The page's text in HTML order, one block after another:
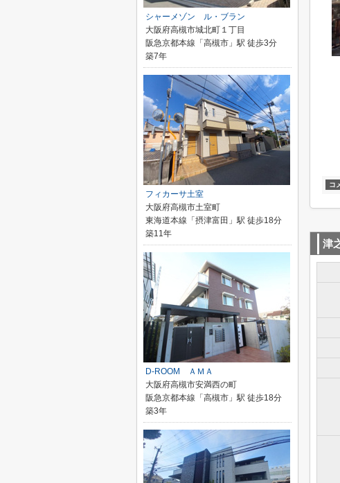
コ
津
シャーメゾン ル・ブラン
大阪府高槻市城北町１丁目
阪急京都本線「高槻市」駅 徒歩3分
築7年
フィカーサ土室
大阪府高槻市土室町
東海道本線「摂津富田」駅 徒歩18分
築11年
D-ROOM ＡＭＡ
大阪府高槻市安満西の町
阪急京都本線「高槻市」駅 徒歩18分
築3年